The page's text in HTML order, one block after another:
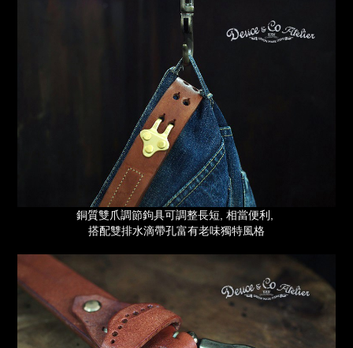
銅質雙爪調節鉤具可調整長短, 相當便利,
搭配雙排水滴帶孔富有老味獨特風格